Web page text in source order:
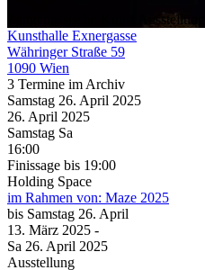
Ausstellung
Kunsthalle Exnergasse
Währinger Straße 59
1090 Wien
3 Termine im Archiv
Samstag 26. April 2025
26. April 2025
Samstag Sa
16:00
Finissage bis 19:00
Holding Space
im Rahmen von: Maze 2025
bis Samstag 26. April
13. März 2025 -
Sa 26. April 2025
Ausstellung